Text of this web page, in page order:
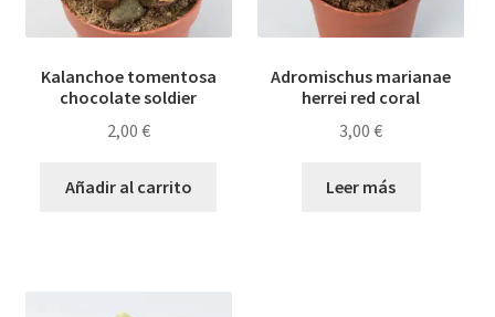
Kalanchoe tomentosa
chocolate soldier
2,00 €
Añadir al carrito
Adromischus marianae
herrei red coral
3,00€
Leer más